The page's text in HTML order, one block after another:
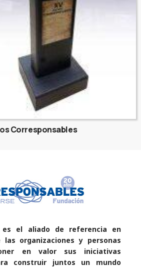
Corresponsables
es el aliado de referencia en
las organizaciones y personas
en valor sus iniciativas
construir juntos un mundo